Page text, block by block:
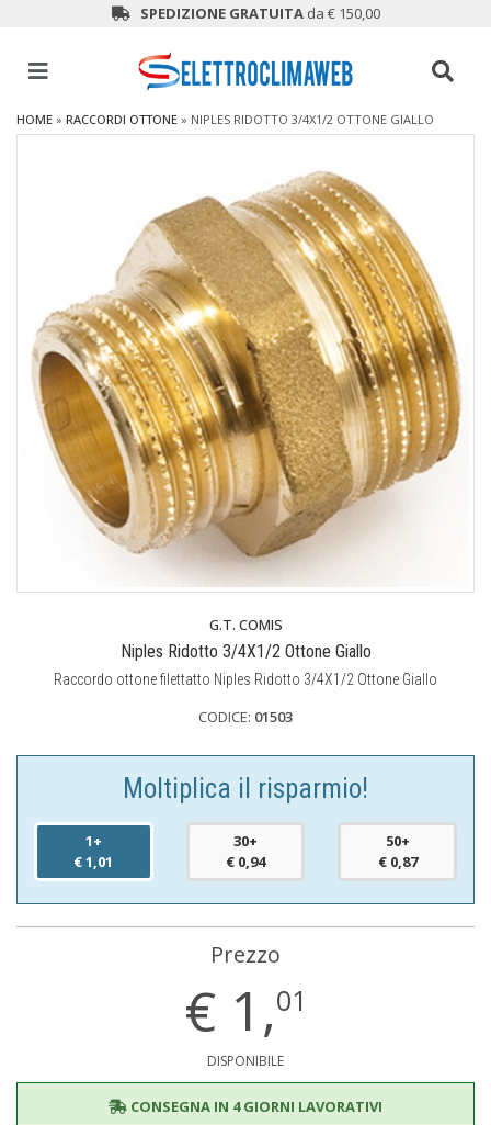
SPEDIZIONE GRATUITAda € 150,00
HOME » RACCORDI OTTONE » NIPLES RIDOTTO 3/4X1/2 OTTONE GIALLO
G.T. COMIS
Niples Ridotto 3/4X1/2 Ottone Giallo
Raccordo ottone filettatto Niples Ridotto 3/4X1/2 Ottone Giallo
CODICE: 01503
Moltiplica il risparmio!
1+
€ 1,01
30+
€ 0,94
50+
€ 0,87
Prezzo
€ 1,01
DISPONIBILE
CONSEGNA IN 4 GIORNI LAVORATIVI